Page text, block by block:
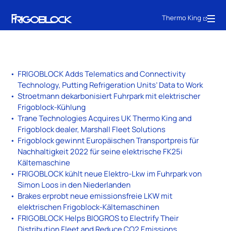
Thermo King
FRIGOBLOCK Adds Telematics and Connectivity
Technology, Putting Refrigeration Units’ Data to Work
Stroetmann dekarbonisiert Fuhrpark mit elektrischer
Frigoblock-Kühlung
Trane Technologies Acquires UK Thermo King and
Frigoblock dealer, Marshall Fleet Solutions
Frigoblock gewinnt Europäischen Transportpreis für
Nachhaltigkeit 2022 für seine elektrische FK25i
Kältemaschine
FRIGOBLOCK kühlt neue Elektro-Lkw im Fuhrpark von
Simon Loos in den Niederlanden
Brakes erprobt neue emissionsfreie LKW mit
elektrischen Frigoblock-Kältemaschinen
FRIGOBLOCK Helps BIOGROS to Electrify Their
Distribution Fleet and Reduce CO2 Emissions